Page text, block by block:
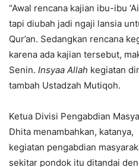
“Awal rencana kajian ibu-ibu
tapi diubah jadi ngaji lansia
Qur’an. Sedangkan rencana
karena ada kajian tersebut,
Senin. Insyaa Allah kegiatan
tambah Ustadzah Mutiqoh.
Ketua Divisi Pengabdian
Dhita menambahkan,
kegiatan pengabdian
sekitar pondok itu ditandai